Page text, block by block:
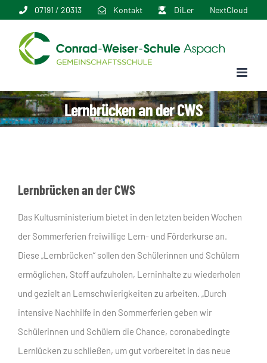
springen
07191 / 20313 Kontakt DiLer NextCloud
Lernbrücken an der CWS
Lernbrücken an der CWS
Das Kultusministerium bietet in den letzten beiden Wochen
der Sommerferien freiwillige Lern- und Förderkurse an.
Diese „Lernbrücken“ sollen den Schülerinnen und Schülern
ermöglichen, Stoff aufzuholen, Lerninhalte zu wiederholen
und gezielt an Lernschwierigkeiten zu arbeiten. „Durch
intensive Nachhilfe in den Sommerferien geben wir
Schülerinnen und Schülern die Chance, coronabedingte
Lernlücken zu schließen, um gut vorbereitet in das neue